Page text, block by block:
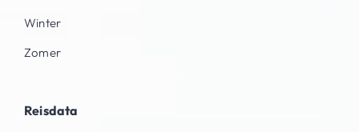
Winter
Zomer
Reisdata